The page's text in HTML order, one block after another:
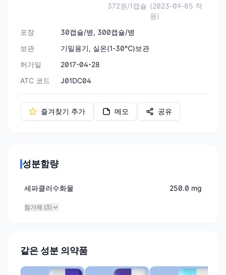
372원/1캡슐 (2023-09-05 적
용)
포장
30캡슐/병, 300캡슐/병
보관
기밀용기, 실온(1-30℃)보관
허가일
2017-04-28
ATC 코드
J01DC04
즐겨찾기 추가 메모 공유
성분함량
세파클러수화물 250.0 mg
첨가제 (3)
같은 성분 의약품